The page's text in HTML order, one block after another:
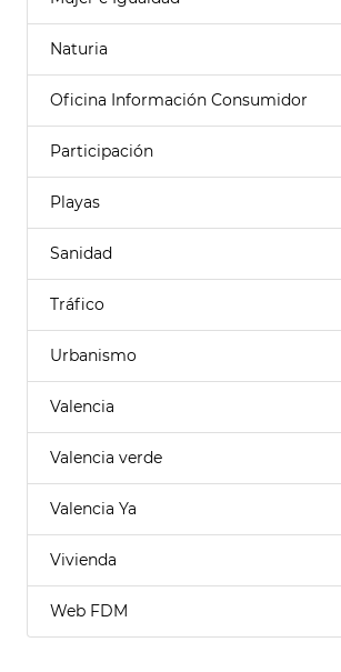
Naturia
Oficina Información Consumidor
Participación
Playas
Sanidad
Tráfico
Urbanismo
Valencia
Valencia verde
Valencia Ya
Vivienda
Web FDM